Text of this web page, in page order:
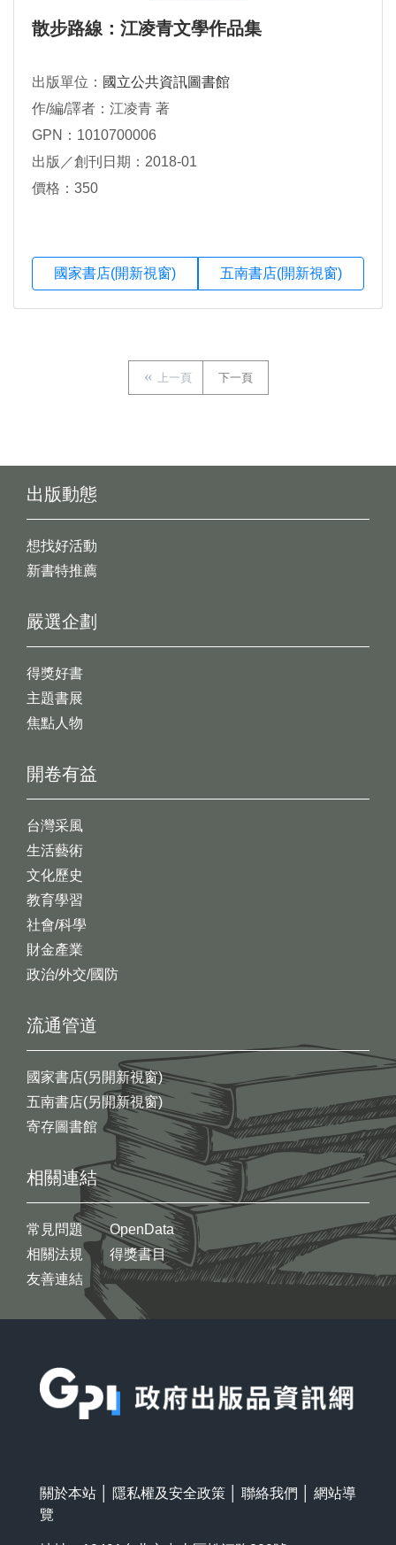
散步路線：江凌青文學作品集
出版單位： 國立公共資訊圖書館
作/編/譯者：江凌青 著
GPN：1010700006
出版／創刊日期：2018-01
價格：350
國家書店(開新視窗) 五南書店(開新視窗)
上一頁 下一頁
出版動態
想找好活動
新書特推薦
開卷有益
台灣采風
生活藝術
文化歷史
教育學習
社會/科學
財金產業
政治/外交/國防
嚴選企劃
得獎好書
主題書展
焦點人物
流通管道
國家書店(另開新視窗)
五南書店(另開新視窗)
寄存圖書館
相關連結
常見問題
相關法規
友善連結
OpenData
得獎書目
關於本站 隱私權及安全政策 聯絡我們
網站導
覽